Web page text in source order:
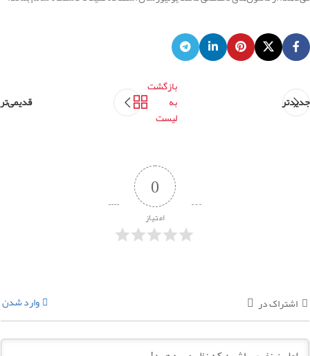
جدیدتر
بازگشت
به
لیست
قدیمی‌تر
0
امتیاز
اشتراک در وارد شدن